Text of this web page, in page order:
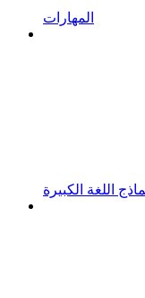
المهارات